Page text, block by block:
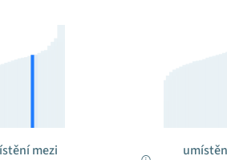
mezi